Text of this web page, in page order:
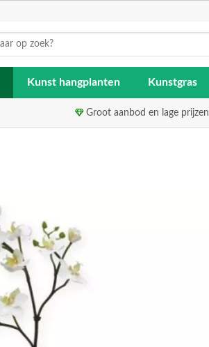
Kunst hangplanten Kunstgras
Groot aanbod en lage prijzen